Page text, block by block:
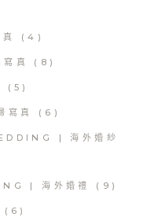
(4)
真 (8)
(5)
真 (6)
| 海外婚紗
| 海外婚禮 (9)
(6)